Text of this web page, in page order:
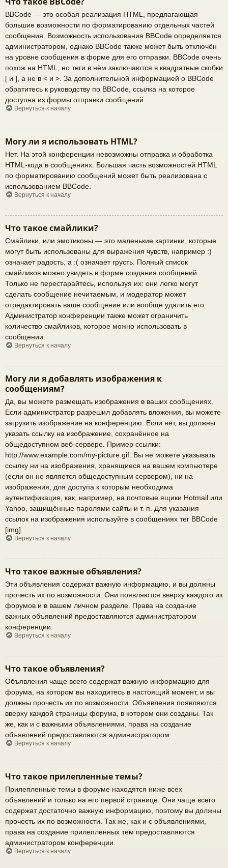
BBCode — это особая реализация HTML, предлагающая
большие возможности по форматированию отдельных частей
сообщения. Возможность использования BBCode определяется
администратором, однако BBCode также может быть отключён
на уровне сообщения в форме для его отправки. BBCode очень
похож на HTML, но теги в нём заключаются в квадратные скобки
[ и ], а не в < и >. За дополнительной информацией о BBCode
обратитесь к руководству по BBCode, ссылка на которое
доступна из формы отправки сообщений.
Вернуться к началу
Могу ли я использовать HTML?
Нет. На этой конференции невозможны отправка и обработка
HTML-кода в сообщениях. Большая часть возможностей HTML
по форматированию сообщений может быть реализована с
использованием BBCode.
Вернуться к началу
Что такое смайлики?
Смайлики, или эмотиконы — это маленькие картинки, которые
могут быть использованы для выражения чувств, например :)
означает радость, а :( означает грусть. Полный список
смайликов можно увидеть в форме создания сообщений.
Только не перестарайтесь, используя их: они легко могут
сделать сообщение нечитаемым, и модератор может
отредактировать ваше сообщение или вообще удалить его.
Администратор конференции также может ограничить
количество смайликов, которое можно использовать в
сообщении.
Вернуться к началу
Могу ли я добавлять изображения к
сообщениям?
Да, вы можете размещать изображения в ваших сообщениях.
Если администратор разрешил добавлять вложения, вы можете
загрузить изображение на конференцию. Если нет, вы должны
указать ссылку на изображение, сохранённое на
общедоступном веб-сервере. Пример ссылки:
http://www.example.com/my-picture.gif. Вы не можете указывать
ссылку ни на изображения, хранящиеся на вашем компьютере
(если он не является общедоступным сервером), ни на
изображения, для доступа к которым необходима
аутентификация, как, например, на почтовые ящики Hotmail или
Yahoo, защищённые паролями сайты и т. п. Для указания
ссылок на изображения используйте в сообщениях тег BBCode
[img].
Вернуться к началу
Что такое важные объявления?
Эти объявления содержат важную информацию, и вы должны
прочесть их по возможности. Они появляются вверху каждого из
форумов и в вашем личном разделе. Права на создание
важных объявлений предоставляются администратором
конференции.
Вернуться к началу
Что такое объявления?
Объявления чаще всего содержат важную информацию для
форума, на котором вы находитесь в настоящий момент, и вы
должны прочесть их по возможности. Объявления появляются
вверху каждой страницы форума, в котором они созданы. Так
же, как и с важными объявлениями, права на создание
объявлений предоставляются администратором.
Вернуться к началу
Что такое прилепленные темы?
Прилепленные темы в форуме находятся ниже всех
объявлений и только на его первой странице. Они чаще всего
содержат достаточно важную информацию, поэтому вы должны
прочесть их по возможности. Так же, как и с объявлениями,
права на создание прилепленных тем предоставляются
администратором конференции.
Вернуться к началу